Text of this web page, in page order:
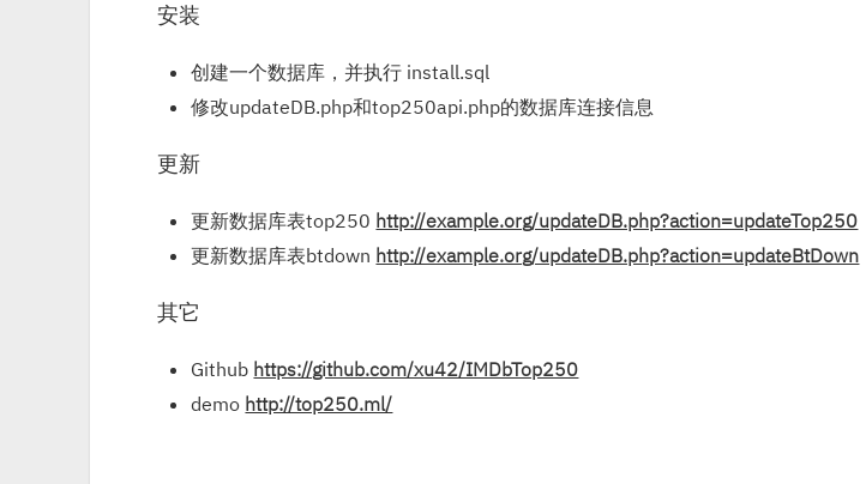
安装
创建一个数据库，并执行 install.sql
修改updateDB.php和top250api.php的数据库连接信息
更新
更新数据库表top250 http://example.org/updateDB.php?action=updateTop250
更新数据库表btdown http://example.org/updateDB.php?action=updateBtDown
其它
Github https://github.com/xu42/IMDbTop250
demo http://top250.ml/